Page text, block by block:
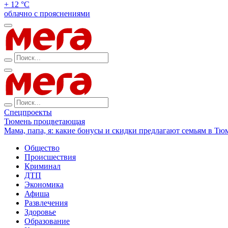
+ 12 °С
облачно с прояснениями
Спецпроекты
Тюмень процветающая
Мама, папа, я: какие бонусы и скидки предлагают семьям в
Общество
Происшествия
Криминал
ДТП
Экономика
Афиша
Развлечения
Здоровье
Образование